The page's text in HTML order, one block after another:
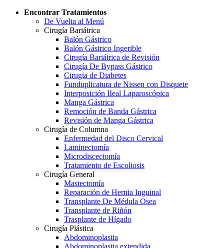
Encontrar Tratamientos
De Vuelta al Menú
Cirugía Bariátrica
Balón Gástrico
Balón Gástrico Ingerible
Cirugía Bariátrica de Revisión
Cirugía De Bypass Gástrico
Cirugia de Diabetes
Funduplicatura de Nissen con Disquete
Interposición IIeal Laparoscópica
Manga Gástrica
Remoción de Banda Gástrica
Revisión de Manga Gástrica
Cirugía de Columna
Enfermedad del Disco Cervical
Laminectomía
Microdiscectomía
Tratamiento de Escoliosis
Cirugía General
Mastectomía
Reparación de Hernia Inguinal
Transplante De Médula Osea
Transplante de Riñón
Trasplante de Hígado
Cirugía Plástica
Abdominoplastia
Abdominoplastia extendida